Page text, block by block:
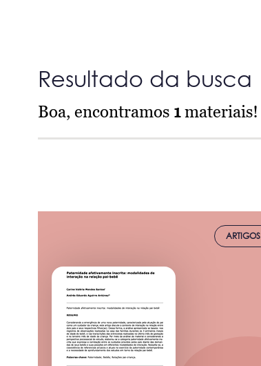
Resultado da busca
Boa, encontramos 1materiais!
ARTIGOS